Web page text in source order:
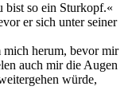
bist so ein Sturkopf.«
er sich unter seiner
herum, bevor mir
auch mir die Augen
würde,